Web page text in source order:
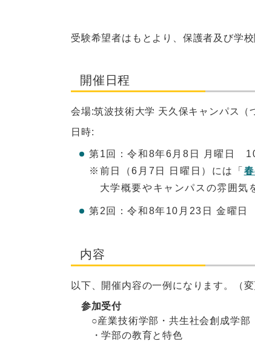
受験希望者はもとより、保護者及び学
開催日程
会場:筑波技術大学 天久保キャンパス（
日時:
第1回：令和8年6月8日 月曜日
※前日（6月7日 日曜日）には「
大学概要やキャンパスの雰囲気
第2回：令和8年10月23日 金曜
内容
以下、開催内容の一例になります。（
参加受付
○産業技術学部・共生社会創成学部
・学部の教育と特色